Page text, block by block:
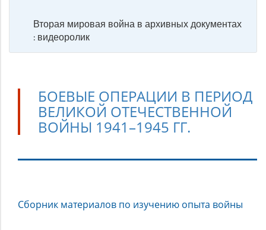
Вторая мировая война в архивных документах
: видеоролик
БОЕВЫЕ ОПЕРАЦИИ В ПЕРИОД
ВЕЛИКОЙ ОТЕЧЕСТВЕННОЙ
ВОЙНЫ 1941–1945 ГГ.
операции
Сборник материалов по изучению опыта войны